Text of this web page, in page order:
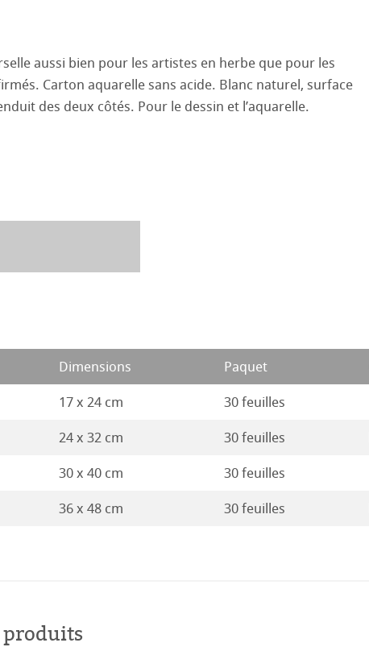
générations
Program
Arts
Pastel
ronde
Aquarelle
aussi bien pour les artistes en herbe que pour les
Carton aquarelle sans acide. Blanc naturel, surface
des deux côtés. Pour le dessin et l’aquarelle.
Dimensions Paquet
17 x 24 cm 30 feuilles
24 x 32 cm 30 feuilles
30 x 40 cm 30 feuilles
36 x 48 cm 30 feuilles
produits